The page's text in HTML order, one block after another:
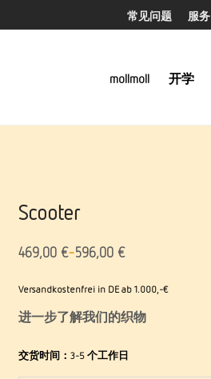
常见问题 服务
mollmoll 开学
Scooter
469,00 €-596,00 €
Versandkostenfrei in DE ab 1.000,-€
进一步了解我们的织物
交货时间：3-5 个工作日